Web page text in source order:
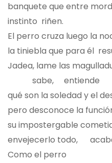
banquete que entre
instinto riñen.
El perro cruza luego la
la tiniebla que para él
Jadea, lame las
sabe, entiende
qué son la soledad y el
pero desconoce la
su impostergable
envejecerlo todo,
Como el perro